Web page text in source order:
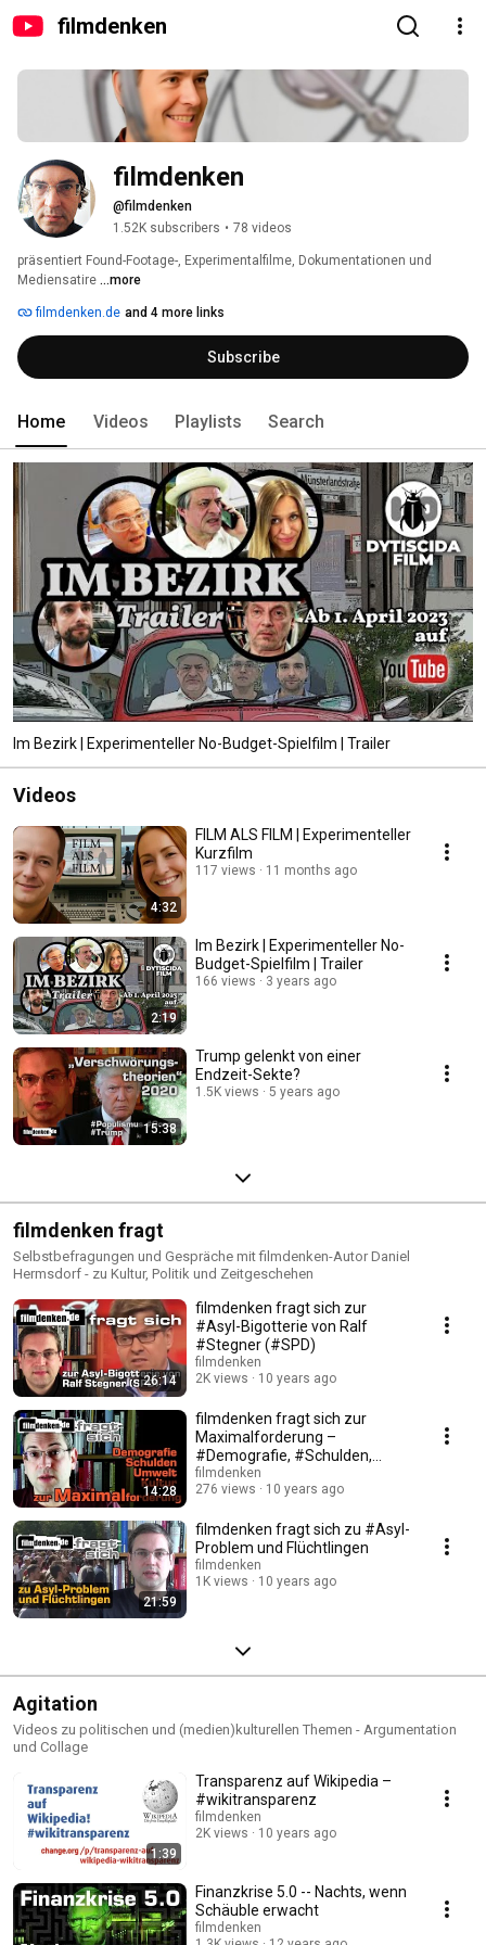
filmdenken
filmdenken
@filmdenken
1.52K subscribers • 78 videos
präsentiert Found-Footage-, Experimentalfilme, Dokumentationen und
Mediensatire ...more
filmdenken.de and 4 more links
Subscribe
Home Videos Playlists Search
Im Bezirk | Experimenteller No-Budget-Spielfilm | Trailer
Videos
4:32
FILM ALS FILM | Experimenteller
Kurzfilm
117 views 11 months ago
2:19
Im Bezirk | Experimenteller No-
Budget-Spielfilm | Trailer
166 views 3 years ago
15:38
Trump gelenkt von einer
Endzeit-Sekte?
1.5K views 5 years ago
filmdenken fragt
Selbstbefragungen und Gespräche mit filmdenken-Autor Daniel
Hermsdorf - zu Kultur, Politik und Zeitgeschehen
26:14
filmdenken fragt sich zur
#Asyl-Bigotterie von Ralf
#Stegner (#SPD)
filmdenken
2K views
10 years ago
14:28
filmdenken fragt sich zur
Maximalforderung –
#Demografie, #Schulden,
#Umwelt, #Kultur
filmdenken
276 views
10 years ago
21:59
filmdenken fragt sich zu #Asyl-
Problem und Flüchtlingen
filmdenken
1K views
10 years ago
Agitation
Videos zu politischen und (medien)kulturellen Themen - Argumentation
und Collage
1:39
Transparenz auf Wikipedia –
#wikitransparenz
filmdenken
2K views
10 years ago
Finanzkrise 5.0 -- Nachts, wenn
Schäuble erwacht
filmdenken